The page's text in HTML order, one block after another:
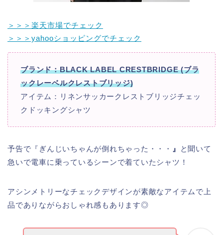
＞＞＞楽天市場でチェック
＞＞＞yahooショッピングでチェック
ブランド：BLACK LABEL CRESTBRIDGE (ブラ
ックレーベルクレストブリッジ)
アイテム：リネンサッカークレストブリッジチェッ
クドッキングシャツ
予告で『ぎんじいちゃんが倒れちゃった・・・ 』
と聞いて
急いで電車に乗っているシーンで着ていたシャツ！
アシンメトリーなチェックデザインが素敵なアイテムで上
品でありながらおしゃれ感もあります◎